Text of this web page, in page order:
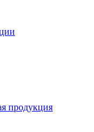
продукция